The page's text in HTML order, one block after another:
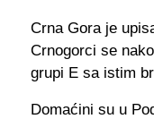
Crna Gora je
Crnogorci se
grupi E sa istim
Domaćini su u